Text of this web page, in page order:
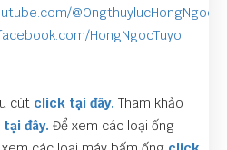
@OngthuylucHongNgoc
HongNgocTuyo
cút click tại đây. Tham khảo
đây. Để xem các loại ống